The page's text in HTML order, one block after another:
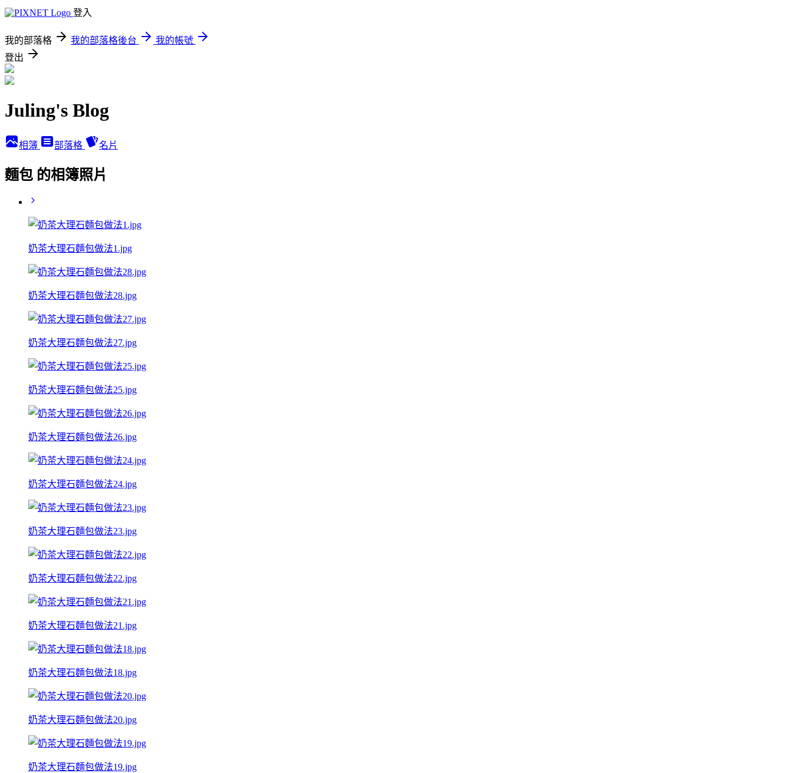
登入
我的部落格 我的部落格後台
我的帳號
登出
Juling's Blog
相簿 部落格 名片
麵包 的相簿照片
奶茶大理石麵包做法1.jpg
奶茶大理石麵包做法28.jpg
奶茶大理石麵包做法27.jpg
奶茶大理石麵包做法25.jpg
奶茶大理石麵包做法26.jpg
奶茶大理石麵包做法24.jpg
奶茶大理石麵包做法23.jpg
奶茶大理石麵包做法22.jpg
奶茶大理石麵包做法21.jpg
奶茶大理石麵包做法18.jpg
奶茶大理石麵包做法20.jpg
奶茶大理石麵包做法19.jpg